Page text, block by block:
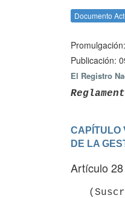
Documento
Publicación:
El Registro
CAPÍTULO
DE LA
Artículo 28